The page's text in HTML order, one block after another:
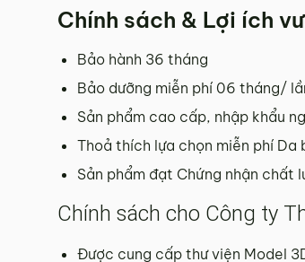
Chính sách & Lợi ích
Bảo hành 36 tháng
Bảo dưỡng miễn phí 06 tháng/
Sản phẩm cao cấp, nhập khẩu
Thoả thích lựa chọn miễn phí
Sản phẩm đạt Chứng nhận chất
Chính sách cho Công ty
Được cung cấp thư viện Model